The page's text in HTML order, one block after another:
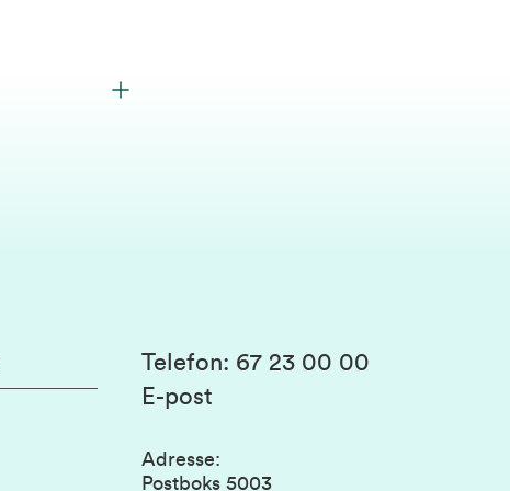
Telefon: 67 23 00 00
E-post
Adresse:
Postboks 5003